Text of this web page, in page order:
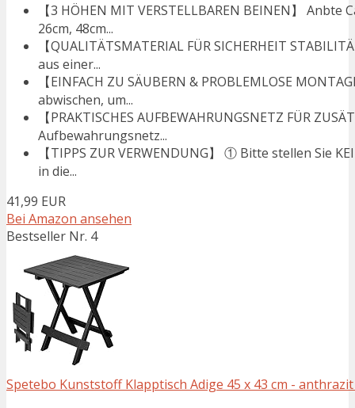
【3 HÖHEN MIT VERSTELLBAREN BEINEN】
26cm, 48cm...
【QUALITÄTSMATERIAL FÜR SICHERHEIT
aus einer...
【EINFACH ZU SÄUBERN & PROBLEMLOSE
abwischen, um...
【PRAKTISCHES AUFBEWAHRUNGSNETZ FÜR
Aufbewahrungsnetz...
【TIPPS ZUR VERWENDUNG】 ① Bitte stellen Sie
in die...
41,99 EUR
Bei Amazon ansehen
Bestseller Nr. 4
Spetebo Kunststoff Klapptisch Adige 45 x 43 cm -